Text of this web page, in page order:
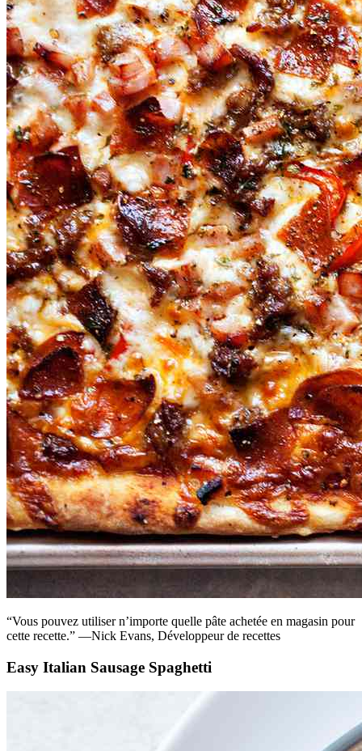
“Vous pouvez utiliser n’importe quelle pâte achetée en magasin pour
cette recette.” —Nick Evans, Développeur de recettes
Easy Italian Sausage Spaghetti